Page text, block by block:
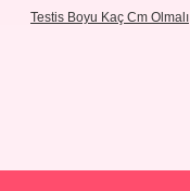
Testis Boyu Kaç Cm Olmalı